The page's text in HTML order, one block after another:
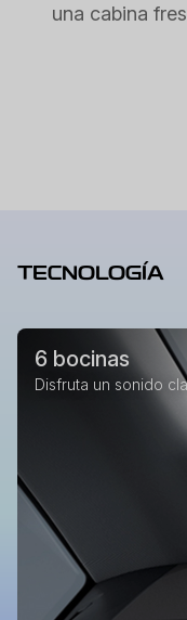
una cabina
TECNOLOGÍA
6 bocinas
Disfruta un sonido